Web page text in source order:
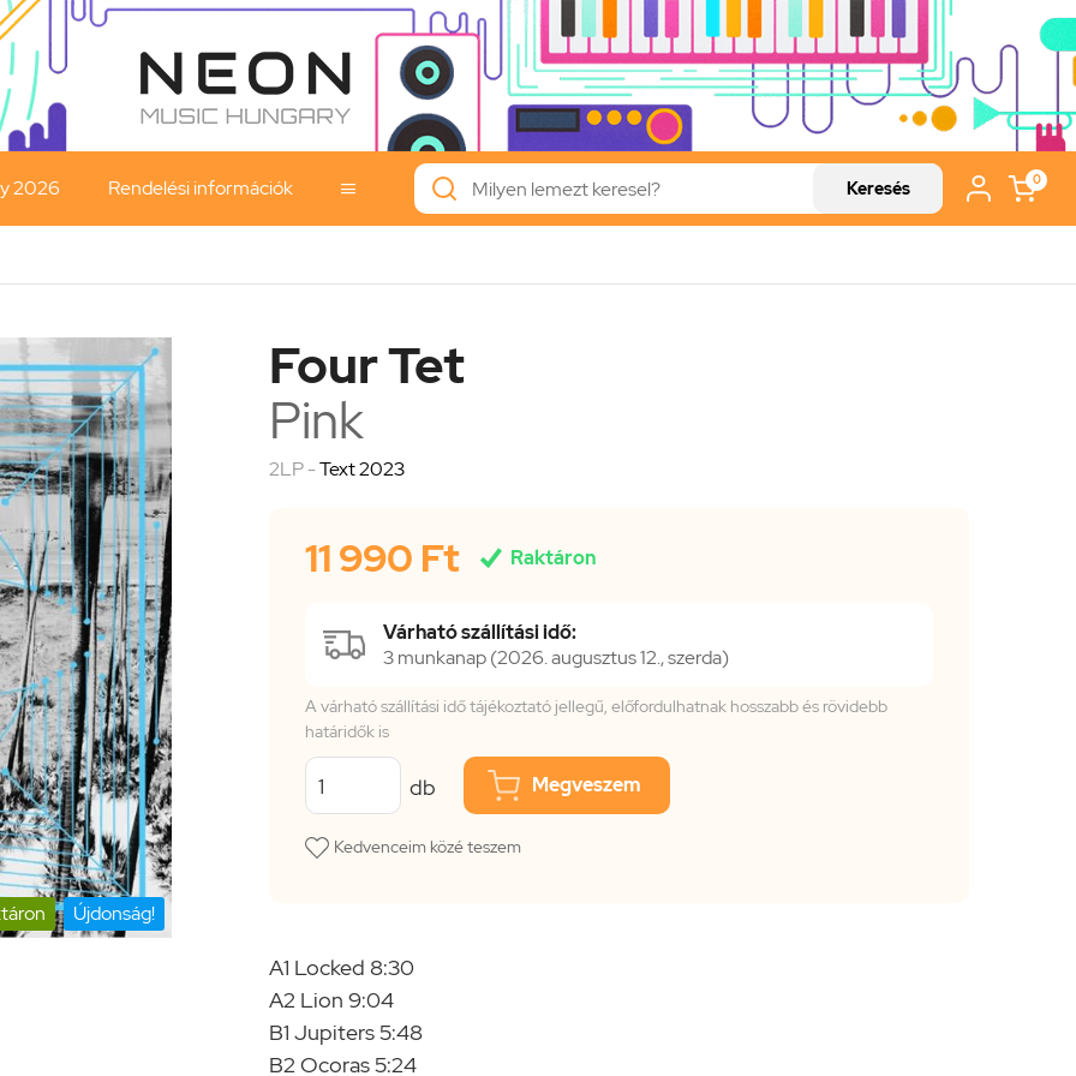
2026 Rendelési információk  Keresés 0
Újdonság!
Four Tet
Pink
2LP -Text 2023
11 990 Ft  Raktáron
Várható szállítási idő:
3 munkanap (2026. augusztus 12., szerda)
A várható szállítási idő tájékoztató jellegű, előfordulhatnak hosszabb és rövidebb
határidők is
db Megveszem
Kedvenceim közé teszem
A1 Locked 8:30
A2 Lion 9:04
B1 Jupiters 5:48
B2 Ocoras 5:24